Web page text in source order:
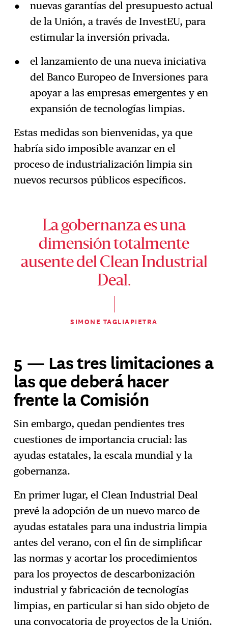
nuevas garantías del presupuesto actual
de la Unión, a través de InvestEU, para
estimular la inversión privada.
el lanzamiento de una nueva iniciativa
del Banco Europeo de Inversiones para
apoyar a las empresas emergentes y en
expansión de tecnologías limpias.
Estas medidas son bienvenidas, ya que
habría sido imposible avanzar en el
proceso de industrialización limpia sin
nuevos recursos públicos específicos.
La gobernanza es una
dimensión totalmente
ausente del Clean Industrial
Deal.
SIMONE TAGLIAPIETRA
5 — Las tres limitaciones a
las que deberá hacer
frente la Comisión
Sin embargo, quedan pendientes tres
cuestiones de importancia crucial: las
ayudas estatales, la escala mundial y la
gobernanza.
En primer lugar, el Clean Industrial Deal
prevé la adopción de un nuevo marco de
ayudas estatales para una industria limpia
antes del verano, con el fin de simplificar
las normas y acortar los procedimientos
para los proyectos de descarbonización
industrial y fabricación de tecnologías
limpias, en particular si han sido objeto de
una convocatoria de proyectos de la Unión.